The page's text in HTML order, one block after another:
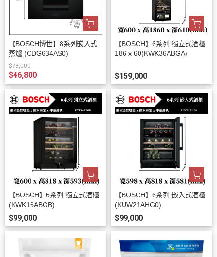
【BOSCH博世】8系列嵌入式
蒸爐 (CDG634AS0)
$78,000
$46,800
【BOSCH】6系列 獨立式酒櫃
186 x 60(KWK36ABGA)
$159,000
【BOSCH】6系列 獨立式酒櫃
(KWK16ABGB)
$99,000
【BOSCH】6系列 嵌入式酒櫃
(KUW21AHG0)
$99,000